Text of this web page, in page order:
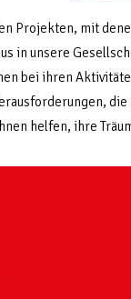
Projekten, mit
in unsere
bei ihren
helfen, ihre